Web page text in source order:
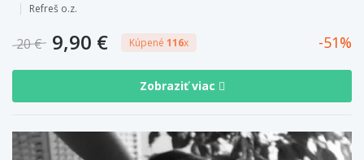
Refreš o.z.
20 € 9,90 € Kúpené 116x 51
Zobraziť viac